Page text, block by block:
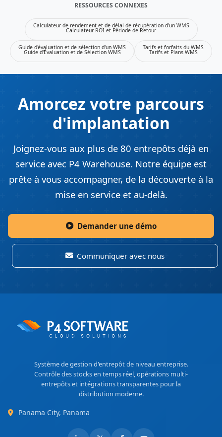
RESSOURCES CONNEXES
Calculateur de rendement et de délai de récupération d'un WMS
Calculateur ROI et Période de Retour
Guide d'évaluation et de sélection d'un WMS
Guide d'Évaluation et de Sélection WMS
Tarifs et forfaits du WMS
Tarifs et Plans WMS
Amorcez votre parcours
d'implantation
Joignez-vous aux plus de 80 entrepôts déjà en
service avec P4 Warehouse. Notre équipe est
prête à vous accompagner, de la découverte à la
mise en service et au-delà.
Demander une démo
Communiquer avec nous
Système de gestion d'entrepôt de niveau entreprise.
Contrôle des stocks en temps réel, opérations multi-
entrepôts et intégrations transparentes pour la
distribution moderne.
Panama City, Panama